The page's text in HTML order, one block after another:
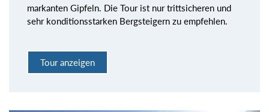
markanten Gipfeln. Die Tour ist nur trittsicheren und
sehr konditionsstarken Bergsteigern zu empfehlen.
Tour anzeigen